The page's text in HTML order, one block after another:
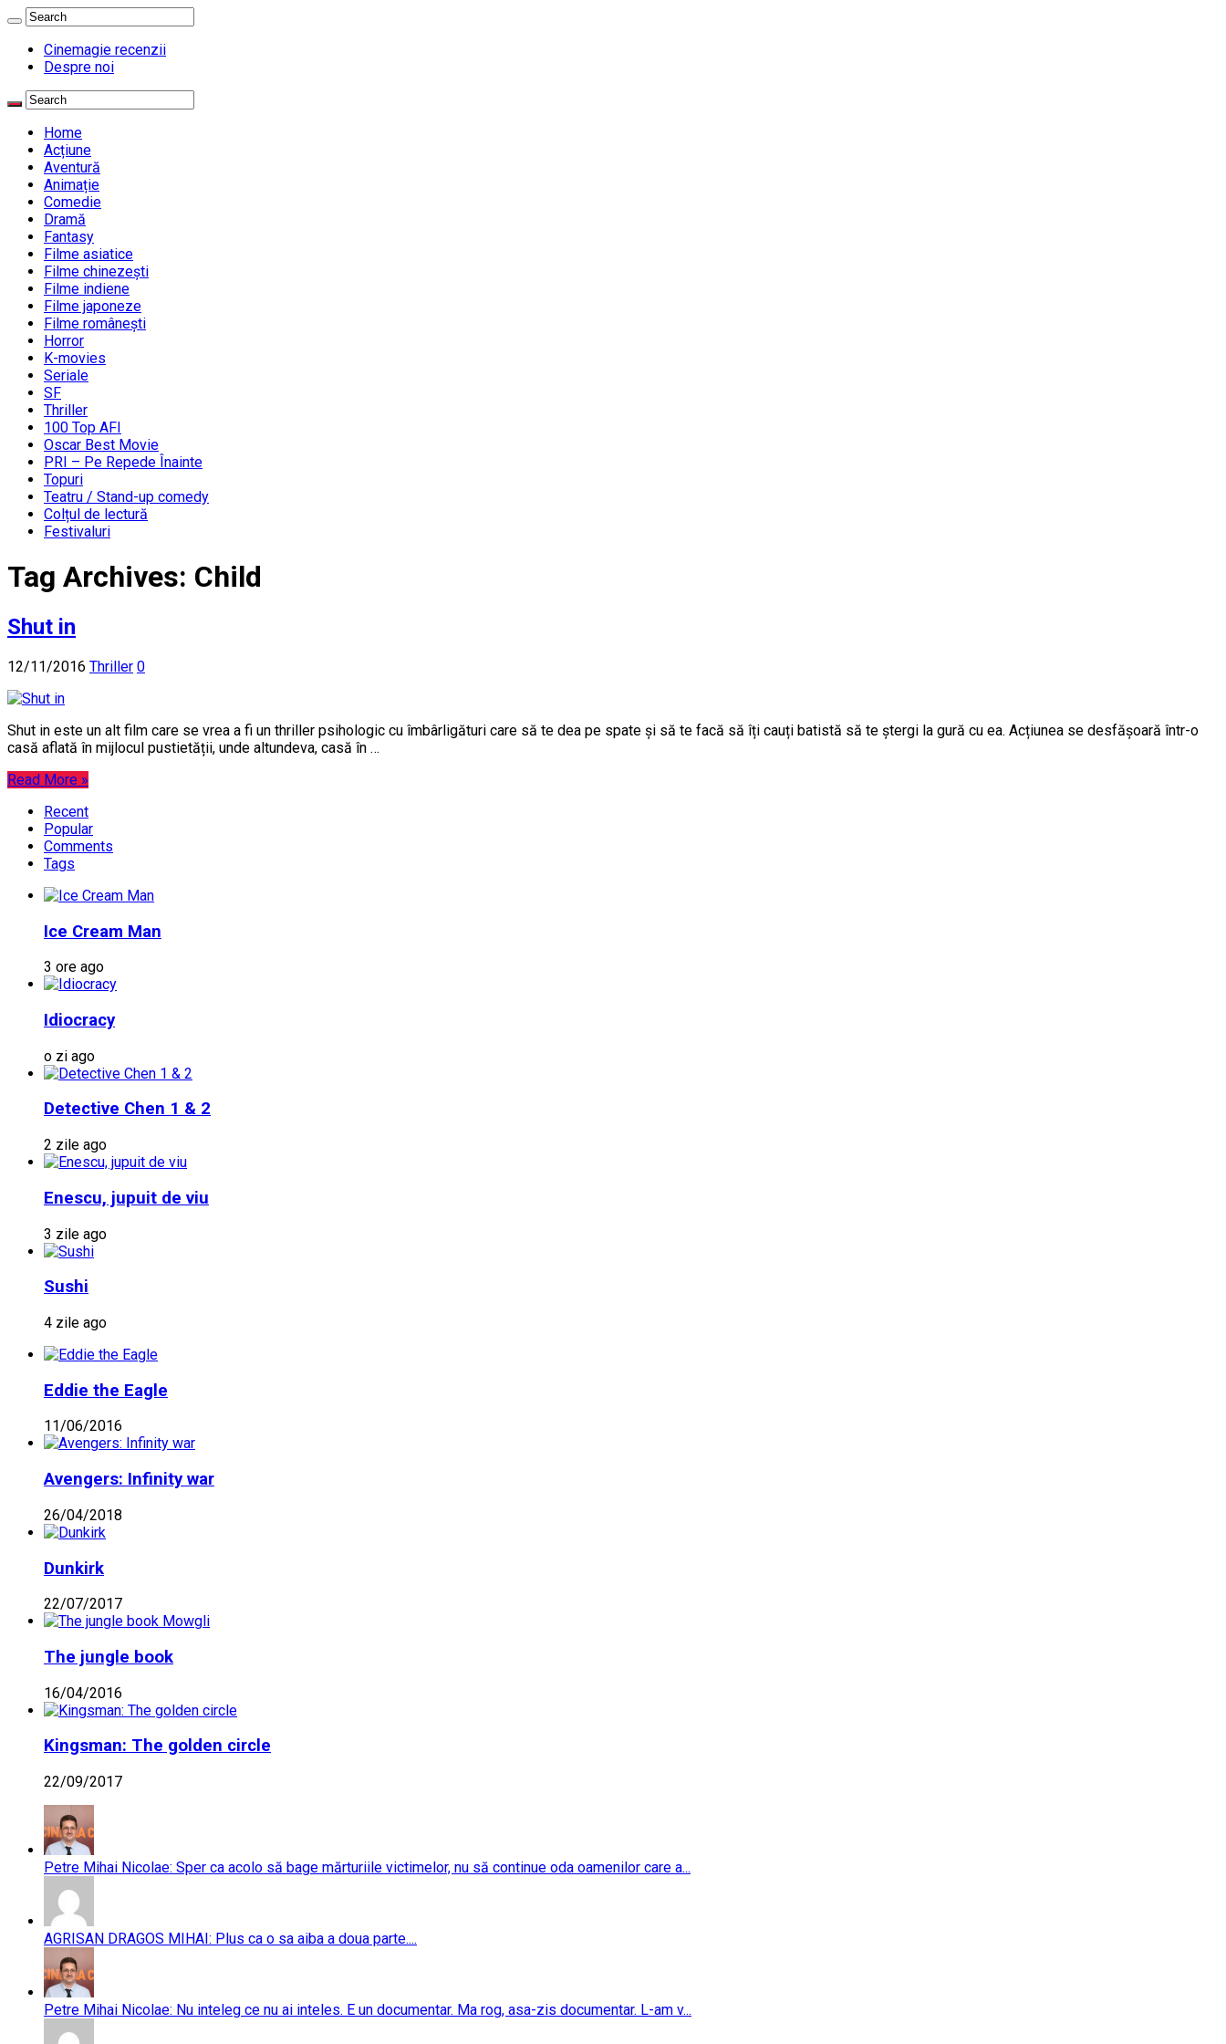
Cinemagie recenzii
Despre noi
Home
Acțiune
Aventură
Animație
Comedie
Dramă
Fantasy
Filme asiatice
Filme chinezești
Filme indiene
Filme japoneze
Filme românești
Horror
K-movies
Seriale
SF
Thriller
100 Top AFI
Oscar Best Movie
PRI – Pe Repede Înainte
Topuri
Teatru / Stand-up comedy
Colțul de lectură
Festivaluri
Tag Archives: Child
Shut in
12/11/2016 Thriller 0
Shut in este un alt film care se vrea a fi un thriller psihologic cu îmbârligături care să te dea pe spate și să te facă să îți cauți batistă să te ștergi la gură cu ea. Acțiunea se desfășoară într-o
casă aflată în mijlocul pustietății, unde altundeva, casă în …
Read More »
Recent
Popular
Comments
Tags
Ice Cream Man
3 ore ago
Idiocracy
o zi ago
Detective Chen 1 & 2
2 zile ago
Enescu, jupuit de viu
3 zile ago
Sushi
4 zile ago
Eddie the Eagle
11/06/2016
Avengers: Infinity war
26/04/2018
Dunkirk
22/07/2017
The jungle book
16/04/2016
Kingsman: The golden circle
22/09/2017
Petre Mihai Nicolae: Sper ca acolo să bage mărturiile victimelor, nu să continue oda oamenilor care a...
AGRISAN DRAGOS MIHAI: Plus ca o sa aiba a doua parte....
Petre Mihai Nicolae: Nu inteleg ce nu ai inteles. E un documentar. Ma rog, asa-zis documentar. L-am v...